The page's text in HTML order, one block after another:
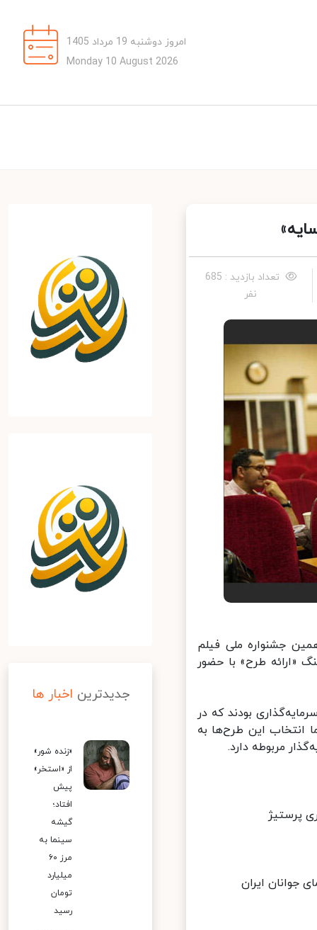
امروز دوشنبه 19 مرداد 1405
Monday 10 August 2026
تعداد بازدید : 685
نفر
جشنواره ملی فیلم
«ارائه‌ طرح» با حضور
جوانان ایران»، «پلتفرم وُدیو» و «گروه هنری پرستیژ»، ۳ سرمایه‌گذاری بودند که در
کردند اما انتخاب این طرح‌ها به
مربوطه دارد.
پرستیژ
ایران
جدیدترین اخبار ها
«زنده شور»
از «استخر»
پیش
افتاد؛
گیشه
سینما به
مرز ۶۰
میلیارد
تومان
رسید